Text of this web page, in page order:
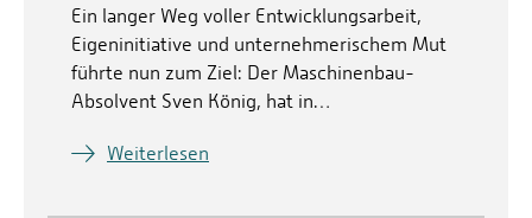
Ein langer Weg voller Entwicklungsarbeit,
Eigeninitiative und unternehmerischem Mut
führte nun zum Ziel: Der Maschinenbau-
Absolvent Sven König, hat in…
Weiterlesen